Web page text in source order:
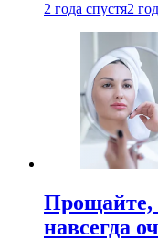
2 года спустя2
Прощайте,
навсегда